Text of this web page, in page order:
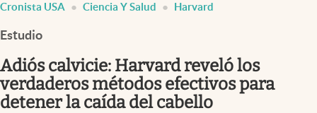
Espiritual
Streaming
Cronista USA Ciencia Y Salud Harvard
Estudio
Adiós calvicie: Harvard reveló los
verdaderos métodos efectivos para
detener la caída del cabello